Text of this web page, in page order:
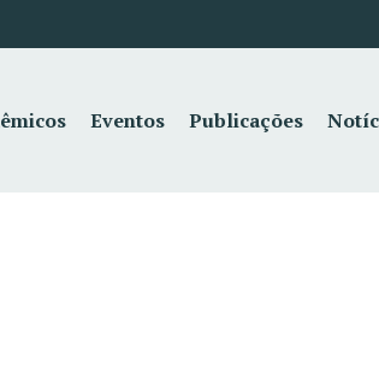
Eventos Publicações